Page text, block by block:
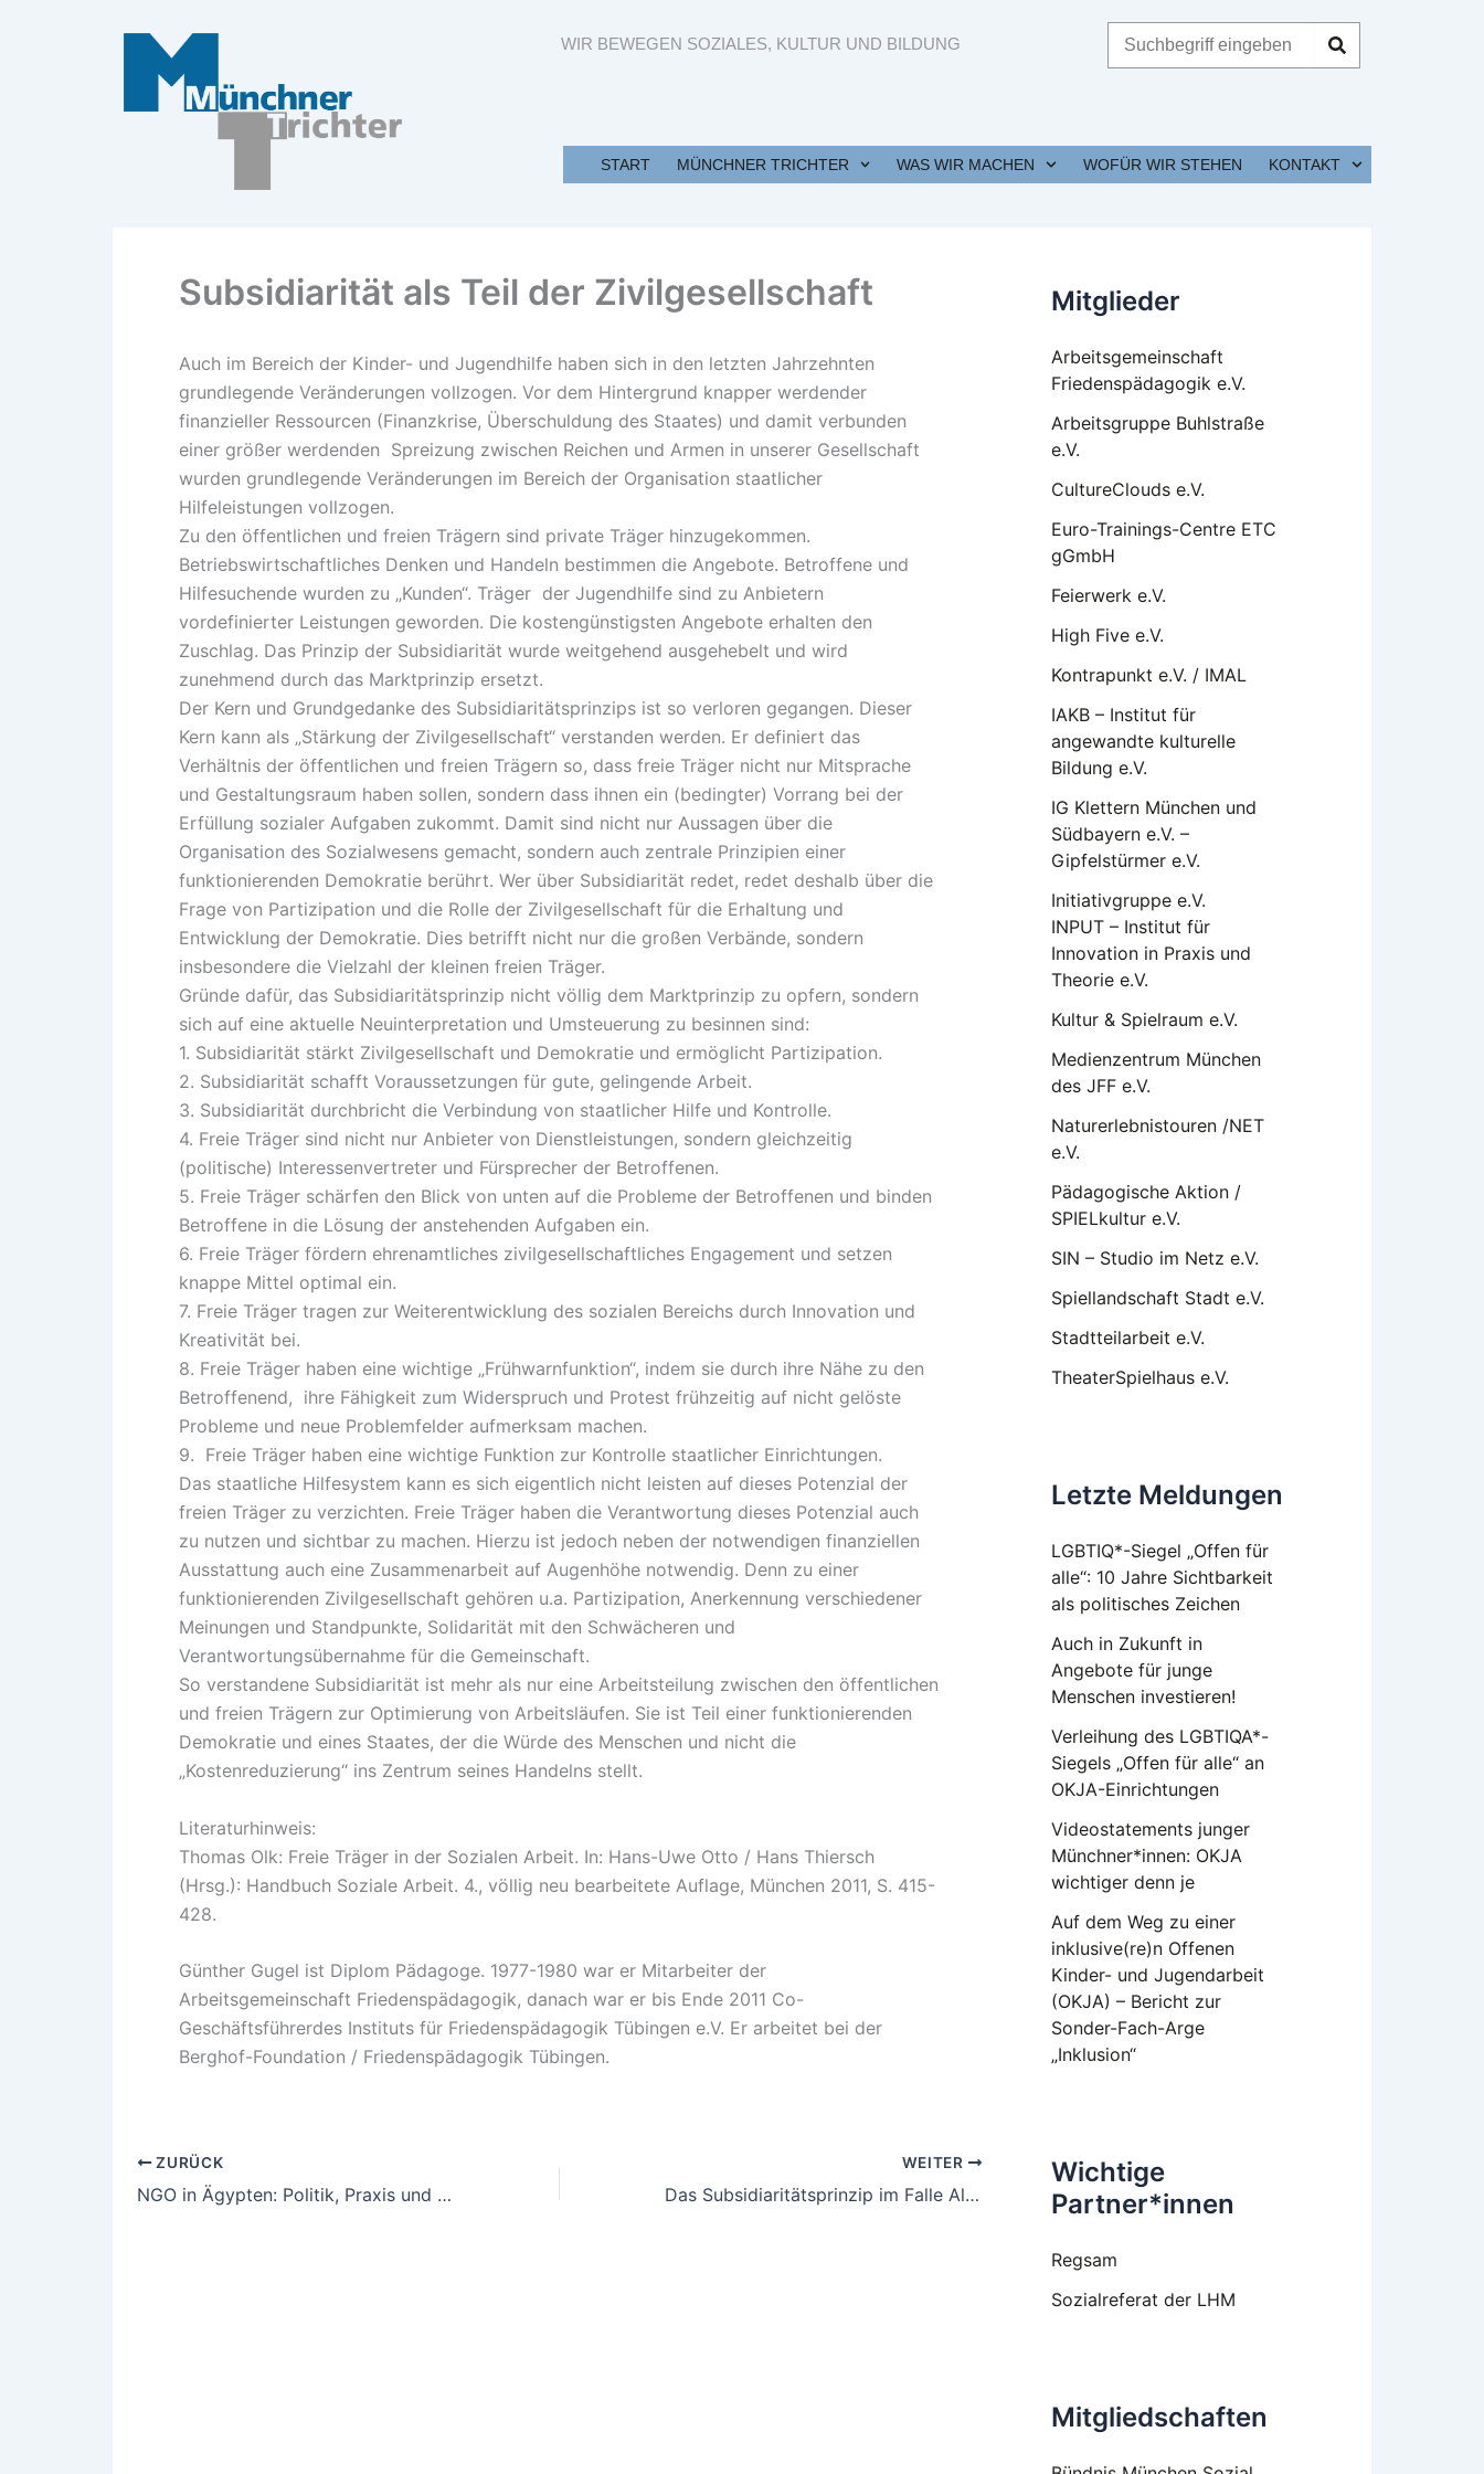
WIR BEWEGEN SOZIALES, KULTUR UND BILDUNG
START MÜNCHNER TRICHTER WAS WIR MACHEN WOFÜR WIR STEHEN KONTAKT
Subsidiarität als Teil der Zivilgesellschaft
Auch im Bereich der Kinder- und Jugendhilfe haben sich in den letzten Jahrzehnten
grundlegende Veränderungen vollzogen. Vor dem Hintergrund knapper werdender
finanzieller Ressourcen (Finanzkrise, Überschuldung des Staates) und damit verbunden
einer größer werdenden Spreizung zwischen Reichen und Armen in unserer Gesellschaft
wurden grundlegende Veränderungen im Bereich der Organisation staatlicher
Hilfeleistungen vollzogen.
Zu den öffentlichen und freien Trägern sind private Träger hinzugekommen.
Betriebswirtschaftliches Denken und Handeln bestimmen die Angebote. Betroffene und
Hilfesuchende wurden zu „Kunden“. Träger der Jugendhilfe sind zu Anbietern
vordefinierter Leistungen geworden. Die kostengünstigsten Angebote erhalten den
Zuschlag. Das Prinzip der Subsidiarität wurde weitgehend ausgehebelt und wird
zunehmend durch das Marktprinzip ersetzt.
Der Kern und Grundgedanke des Subsidiaritätsprinzips ist so verloren gegangen. Dieser
Kern kann als „Stärkung der Zivilgesellschaft“ verstanden werden. Er definiert das
Verhältnis der öffentlichen und freien Trägern so, dass freie Träger nicht nur Mitsprache
und Gestaltungsraum haben sollen, sondern dass ihnen ein (bedingter) Vorrang bei der
Erfüllung sozialer Aufgaben zukommt. Damit sind nicht nur Aussagen über die
Organisation des Sozialwesens gemacht, sondern auch zentrale Prinzipien einer
funktionierenden Demokratie berührt. Wer über Subsidiarität redet, redet deshalb über die
Frage von Partizipation und die Rolle der Zivilgesellschaft für die Erhaltung und
Entwicklung der Demokratie. Dies betrifft nicht nur die großen Verbände, sondern
insbesondere die Vielzahl der kleinen freien Träger.
Gründe dafür, das Subsidiaritätsprinzip nicht völlig dem Marktprinzip zu opfern, sondern
sich auf eine aktuelle Neuinterpretation und Umsteuerung zu besinnen sind:
1. Subsidiarität stärkt Zivilgesellschaft und Demokratie und ermöglicht Partizipation.
2. Subsidiarität schafft Voraussetzungen für gute, gelingende Arbeit.
3. Subsidiarität durchbricht die Verbindung von staatlicher Hilfe und Kontrolle.
4. Freie Träger sind nicht nur Anbieter von Dienstleistungen, sondern gleichzeitig
(politische) Interessenvertreter und Fürsprecher der Betroffenen.
5. Freie Träger schärfen den Blick von unten auf die Probleme der Betroffenen und binden
Betroffene in die Lösung der anstehenden Aufgaben ein.
6. Freie Träger fördern ehrenamtliches zivilgesellschaftliches Engagement und setzen
knappe Mittel optimal ein.
7. Freie Träger tragen zur Weiterentwicklung des sozialen Bereichs durch Innovation und
Kreativität bei.
8. Freie Träger haben eine wichtige „Frühwarnfunktion“, indem sie durch ihre Nähe zu den
Betroffenend, ihre Fähigkeit zum Widerspruch und Protest frühzeitig auf nicht gelöste
Probleme und neue Problemfelder aufmerksam machen.
9. Freie Träger haben eine wichtige Funktion zur Kontrolle staatlicher Einrichtungen.
Das staatliche Hilfesystem kann es sich eigentlich nicht leisten auf dieses Potenzial der
freien Träger zu verzichten. Freie Träger haben die Verantwortung dieses Potenzial auch
zu nutzen und sichtbar zu machen. Hierzu ist jedoch neben der notwendigen finanziellen
Ausstattung auch eine Zusammenarbeit auf Augenhöhe notwendig. Denn zu einer
funktionierenden Zivilgesellschaft gehören u.a. Partizipation, Anerkennung verschiedener
Meinungen und Standpunkte, Solidarität mit den Schwächeren und
Verantwortungsübernahme für die Gemeinschaft.
So verstandene Subsidiarität ist mehr als nur eine Arbeitsteilung zwischen den öffentlichen
und freien Trägern zur Optimierung von Arbeitsläufen. Sie ist Teil einer funktionierenden
Demokratie und eines Staates, der die Würde des Menschen und nicht die
„Kostenreduzierung“ ins Zentrum seines Handelns stellt.
Literaturhinweis:
Thomas Olk: Freie Träger in der Sozialen Arbeit. In: Hans-Uwe Otto / Hans Thiersch
(Hrsg.): Handbuch Soziale Arbeit. 4., völlig neu bearbeitete Auflage, München 2011, S. 415-
428.
Günther Gugel ist Diplom Pädagoge. 1977-1980 war er Mitarbeiter der
Arbeitsgemeinschaft Friedenspädagogik, danach war er bis Ende 2011 Co-
Geschäftsführerdes Instituts für Friedenspädagogik Tübingen e.V. Er arbeitet bei der
Berghof-Foundation / Friedenspädagogik Tübingen.
ZURÜCK
NGO in Ägypten: Politik, Praxis und Legitimierung
WEITER
Das Subsidiaritätsprinzip im Falle Albaniens
Mitglieder
Arbeitsgemeinschaft
Friedenspädagogik e.V.
Arbeitsgruppe Buhlstraße
e.V.
CultureClouds e.V.
Euro-Trainings-Centre ETC
gGmbH
Feierwerk e.V.
High Five e.V.
Kontrapunkt e.V. / IMAL
IAKB – Institut für
angewandte kulturelle
Bildung e.V.
IG Klettern München und
Südbayern e.V. –
Gipfelstürmer e.V.
Initiativgruppe e.V.
INPUT – Institut für
Innovation in Praxis und
Theorie e.V.
Kultur & Spielraum e.V.
Medienzentrum München
des JFF e.V.
Naturerlebnistouren /NET
e.V.
Pädagogische Aktion /
SPIELkultur e.V.
SIN – Studio im Netz e.V.
Spiellandschaft Stadt e.V.
Stadtteilarbeit e.V.
TheaterSpielhaus e.V.
Letzte Meldungen
LGBTIQ*-Siegel „Offen für
alle“: 10 Jahre Sichtbarkeit
als politisches Zeichen
Auch in Zukunft in
Angebote für junge
Menschen investieren!
Verleihung des LGBTIQA*-
Siegels „Offen für alle“ an
OKJA-Einrichtungen
Videostatements junger
Münchner*innen: OKJA
wichtiger denn je
Auf dem Weg zu einer
inklusive(re)n Offenen
Kinder- und Jugendarbeit
(OKJA) – Bericht zur
Sonder-Fach-Arge
„Inklusion“
Wichtige
Partner*innen
Regsam
Sozialreferat der LHM
Mitgliedschaften